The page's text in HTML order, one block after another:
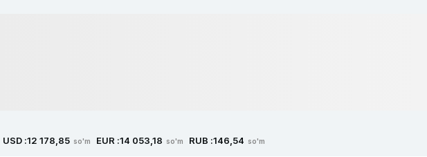
USD :12 178,85 so'm EUR :14 053,18 so'm RUB :146,54 so'm